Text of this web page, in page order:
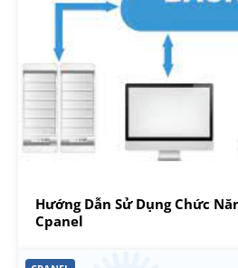
Hướng Dẫn Sử Dụng Chức
Cpanel